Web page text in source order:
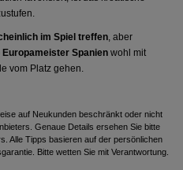
im Spiel treffen, aber
Europameister Spanien wohl mit
vom Platz gehen.
auf Neukunden beschränkt oder nicht
Genaue Details ersehen Sie bitte
Alle Tipps basieren auf der persönlichen
Bitte wetten Sie mit Verantwortung.